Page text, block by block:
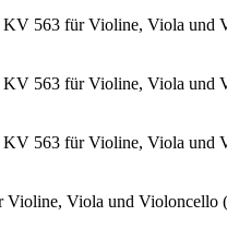
563 für Violine, Viola und
563 für Violine, Viola und
KV 563 für Violine, Viola und
Viola und Violoncello